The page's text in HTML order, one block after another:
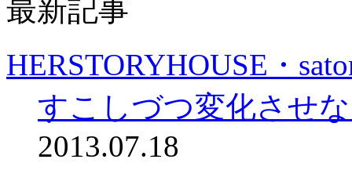
最新記事
HERSTORYHOUSE・
すこしづつ変化させ
2013.07.18